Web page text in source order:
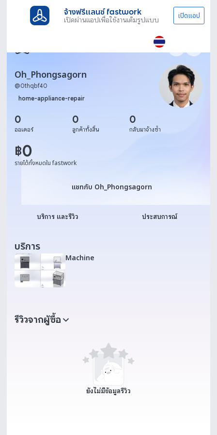
จ้างฟรีแลนซ์ fastwork
เปิดผ่านแอปเพื่อใช้งานเต็มรูปแบบ เปิดแอป
Oh_Phongsagorn
@0thqbf40
home-appliance-repair
0
ออเดอร์
0
ลูกค้าทั้งสิ้น
0
กลับมาจ้างซ้ำ
฿0
รายได้ทั้งหมดใน fastwork
แชทกับ Oh_Phongsagorn
แชทกับ Oh_Phongsagorn
บริการ และรีวิว ประสบการณ์
บริการ
Machine
รีวิวจากผู้ซื้อ
ยังไม่มีข้อมูลรีวิว